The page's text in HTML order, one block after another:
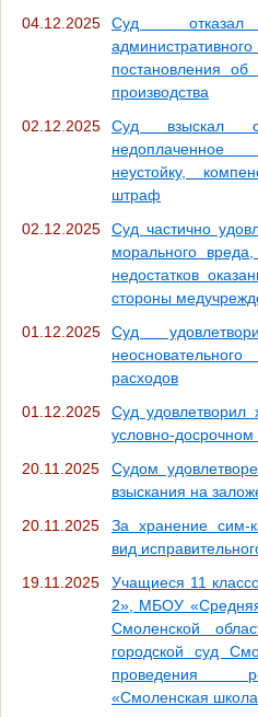
04.12.2025
Суд
постановления об
производства
02.12.2025
Суд взыскал
недоплаченное
неустойку,
штраф
02.12.2025
Суд частично
морального
недостатков
стороны
01.12.2025
Суд
расходов
01.12.2025
Суд удовлетворил
условно-досрочном
20.11.2025
Судом
взыскания на
20.11.2025
За хранение сим-
вид
19.11.2025
Учащиеся 11
2», МБОУ
Смоленской
городской суд
проведения
«Смоленская